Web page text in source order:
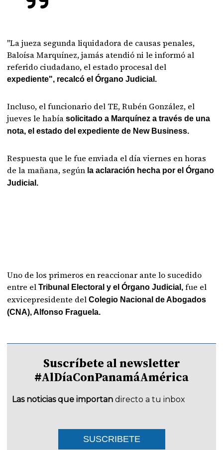
"La jueza segunda liquidadora de causas penales,
Baloísa Marquínez, jamás atendió ni le informó al
referido ciudadano, el estado procesal del
expediente", recalcó el Órgano Judicial.
Incluso, el funcionario del TE, Rubén González, el
jueves le había solicitado a Marquínez a través de una
nota, el estado del expediente de New Business.
Respuesta que le fue enviada el día viernes en horas
de la mañana, según la aclaración hecha por el Órgano
Judicial.
Uno de los primeros en reaccionar ante lo sucedido
entre elTribunal Electoral y el Órgano Judicial,fue el
exvicepresidente delColegio Nacional de Abogados
(CNA), Alfonso Fraguela.
Suscríbete al newsletter
#AlDíaConPanamáAmérica
Las noticias que importan directo a tu inbox
SUSCRIBETE